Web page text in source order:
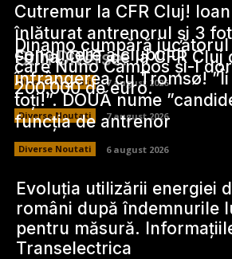
Stiri Diverse:
Cutremur la CFR Cluj!
înlăturat antrenorul și 3
conducere a clubului
Diverse Noutati 7 august 2026
Dinamo cumpără
care Nuno Campos și-l
200.000 de euro.
Diverse Noutati 7 august 2026
Folha, OUT de la CFR Cluj
înfrângerea cu Tromsø!
toți!”. DOUĂ nume
funcția de antrenor
Diverse Noutati 6 august 2026
Evoluția utilizării energiei
români după îndemnurile
pentru măsură.
Transelectrica